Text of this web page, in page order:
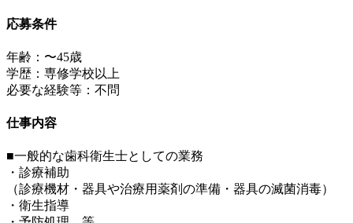
応募条件
年齢：〜45歳
学歴：専修学校以上
必要な経験等：不問
仕事内容
■一般的な歯科衛生士としての業務
・診療補助
（診療機材・器具や治療用薬剤の準備・器具の滅菌消毒）
・衛生指導